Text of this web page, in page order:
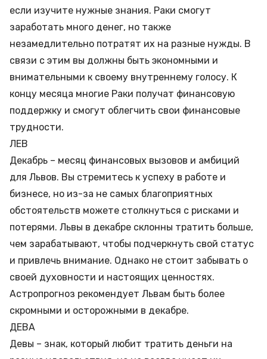
если изучите нужные знания. Раки смогут
заработать много денег, но также
незамедлительно потратят их на разные нужды. В
связи с этим вы должны быть экономными и
внимательными к своему внутреннему голосу. К
концу месяца многие Раки получат финансовую
поддержку и смогут облегчить свои финансовые
трудности.
ЛЕВ
Декабрь – месяц финансовых вызовов и амбиций
для Львов. Вы стремитесь к успеху в работе и
бизнесе, но из-за не самых благоприятных
обстоятельств можете столкнуться с рисками и
потерями. Львы в декабре склонны тратить больше,
чем зарабатывают, чтобы подчеркнуть свой статус
и привлечь внимание. Однако не стоит забывать о
своей духовности и настоящих ценностях.
Астропрогноз рекомендует Львам быть более
скромными и осторожными в декабре.
ДЕВА
Девы – знак, который любит тратить деньги на